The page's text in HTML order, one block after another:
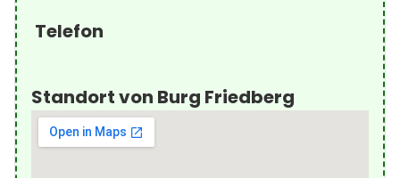
Telefon
Standort von Burg Friedberg